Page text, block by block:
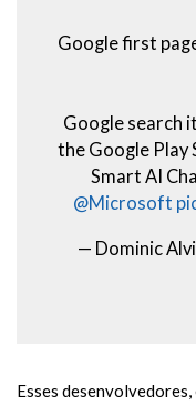
Google first
Google search
the Google Play
Smart AI
@Microsoft
— Dominic
Esses